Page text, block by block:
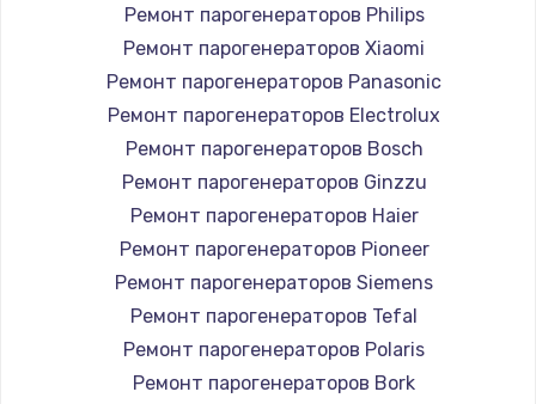
Ремонт парогенераторов Philips
Ремонт парогенераторов Xiaomi
Ремонт парогенераторов Panasonic
Ремонт парогенераторов Electrolux
Ремонт парогенераторов Bosch
Ремонт парогенераторов Ginzzu
Ремонт парогенераторов Haier
Ремонт парогенераторов Pioneer
Ремонт парогенераторов Siemens
Ремонт парогенераторов Tefal
Ремонт парогенераторов Polaris
Ремонт парогенераторов Bork